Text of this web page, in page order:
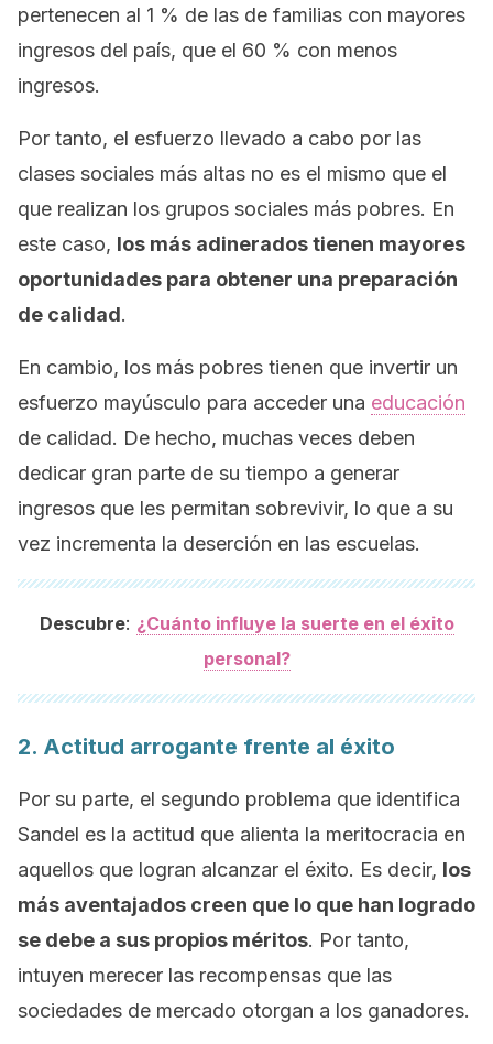
pertenecen al 1 % de las de familias con mayores
ingresos del país, que el 60 % con menos
ingresos.
Por tanto, el esfuerzo llevado a cabo por las
clases sociales más altas no es el mismo que el
que realizan los grupos sociales más pobres. En
este caso, los más adinerados tienen mayores
oportunidades para obtener una preparación
de calidad.
En cambio, los más pobres tienen que invertir un
esfuerzo mayúsculo para acceder una educación
de calidad. De hecho, muchas veces deben
dedicar gran parte de su tiempo a generar
ingresos que les permitan sobrevivir, lo que a su
vez incrementa la deserción en las escuelas.
Descubre: ¿Cuánto influye la suerte en el éxito
personal?
2. Actitud arrogante frente al éxito
Por su parte, el segundo problema que identifica
Sandel es la actitud que alienta la meritocracia en
aquellos que logran alcanzar el éxito. Es decir, los
más aventajados creen que lo que han logrado
se debe a sus propios méritos. Por tanto,
intuyen merecer las recompensas que las
sociedades de mercado otorgan a los ganadores.